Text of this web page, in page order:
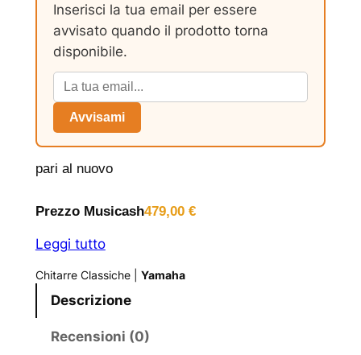
Inserisci la tua email per essere
avvisato quando il prodotto torna
disponibile.
Avvisami
pari al nuovo
Prezzo Musicash479,00 €
Leggi tutto
Chitarre Classiche| Yamaha
Descrizione
Recensioni (0)